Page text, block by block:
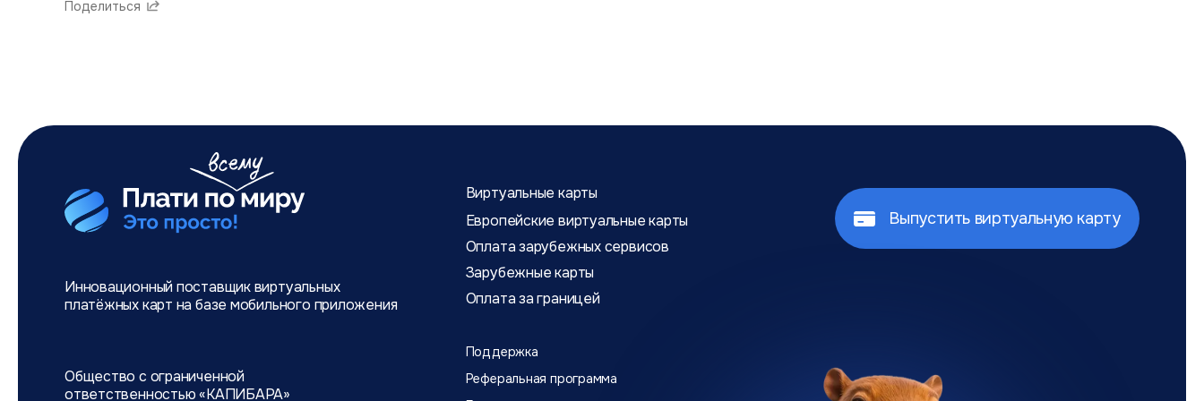
Поделиться
Инновационный поставщик виртуальных
платёжных карт на базе мобильного приложения
Общество с ограниченной
ответственностью «КАПИБАРА»
Виртуальные карты
Европейские виртуальные карты
Оплата зарубежных сервисов
Зарубежные карты
Оплата за границей
Поддержка
Реферальная программа
Выпустить виртуальную карту